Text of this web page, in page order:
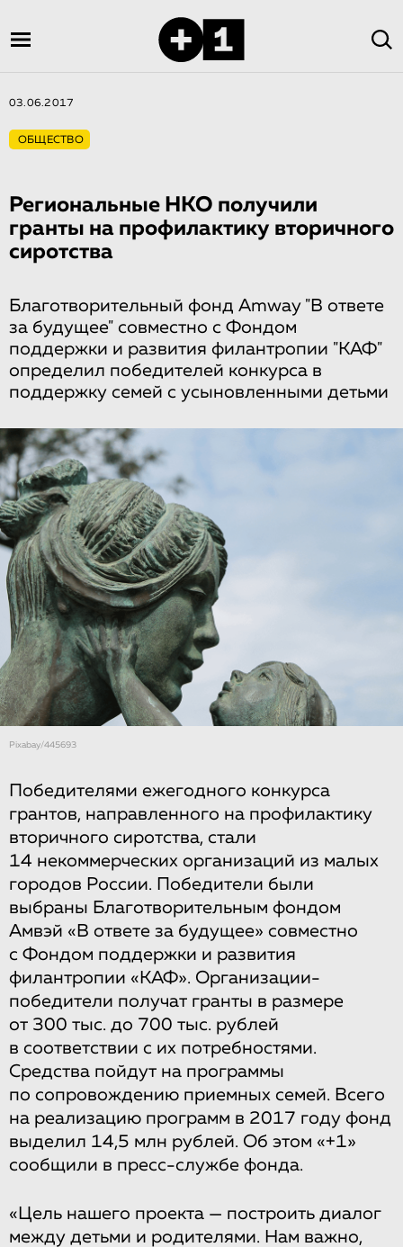
03.06.2017
ОБЩЕСТВО
Региональные НКО получили
гранты на профилакти­ку вторичного
сиротства
Благотворительный фонд Amway "В ответе
за будущее" совместно с Фондом
поддержки и развития филантропии "КАФ"
определил победителей конкурса в
поддержку семей с усыновленными детьми
Рixabay/445693
Победителями ежегодного конкурса
грантов, направленного на профилактику
вторичного сиротства, стали
14 некоммерческих организаций из малых
городов России. Победители были
выбраны Благотворительным фондом
Амвэй «В ответе за будущее» совместно
с Фондом поддержки и развития
филантропии «КАФ». Организации-
победители получат гранты в размере
от 300 тыс. до 700 тыс. рублей
в соответствии с их потребностями.
Средства пойдут на программы
по сопровождению приемных семей. Всего
на реализацию программ в 2017 году фонд
выделил 14,5 млн рублей. Об этом «+1»
сообщили в пресс-службе фонда.
«Цель нашего проекта — построить диалог
между детьми и родителями. Нам важно,